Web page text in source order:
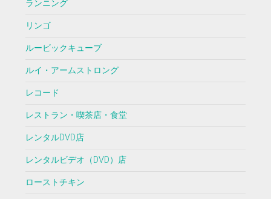
ランニング
リンゴ
ルービックキューブ
ルイ・アームストロング
レコード
レストラン・喫茶店・食堂
レンタルDVD店
レンタルビデオ（DVD）店
ローストチキン